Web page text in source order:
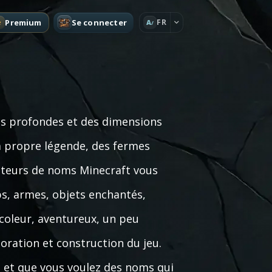
Premium Se connecter A FR
profondes et des dimensions
légende, des fermes
de noms Minecraft vous
armes, objets enchantés,
aventureux, un peu
et construction du jeu.
que vous voulez des noms qui